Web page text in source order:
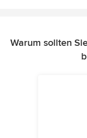
Warum sollten